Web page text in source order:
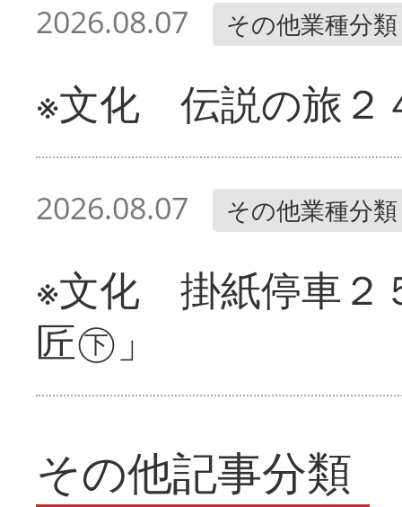
2026.08.07 その他業種分類
※文化 伝説の旅２
2026.08.07 その他業種分類
※文化 掛紙停車２
匠㊦」
その他記事分類